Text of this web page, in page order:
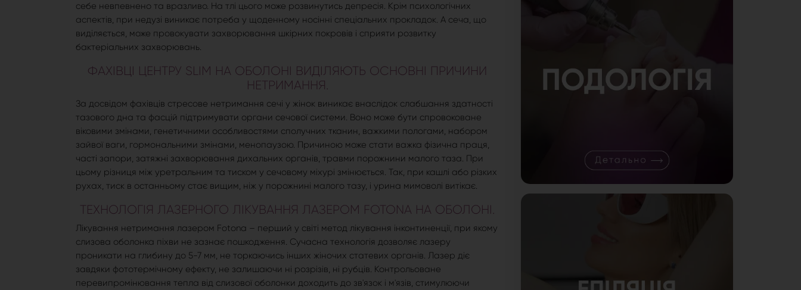
себе невпевнено та вразливо. На тлі цього може розвинутись депресія. Крім психологічних
аспектів, при недузі виникає потреба у щоденному носінні спеціальних прокладок. А сеча, що
виділяється, може провокувати захворювання шкірних покровів і сприяти розвитку
бактеріальних захворювань.
ФАХІВЦІ ЦЕНТРУ SLIM НА ОБОЛОНІ ВИДІЛЯЮТЬ ОСНОВНІ ПРИЧИНИ
НЕТРИМАННЯ.
За досвідом фахівців стресове нетримання сечі у жінок виникає внаслідок слабшання здатності
тазового дна та фасцій підтримувати органи сечової системи. Воно може бути спровоковане
віковими змінами, генетичними особливостями сполучних тканин, важкими пологами, набором
зайвої ваги, гормональними змінами, менопаузою. Причиною може стати важка фізична праця,
часті запори, затяжні захворювання дихальних органів, травми порожнини малого таза. При
цьому різниця між уретральним та тиском у сечовому міхурі змінюється. Так, при кашлі або різких
рухах, тиск в останньому стає вищим, ніж у порожнині малого тазу, і урина мимоволі витікає.
ТЕХНОЛОГІЯ ЛАЗЕРНОГО ЛІКУВАННЯ ЛАЗЕРОМ FOTONA НА ОБОЛОНІ.
Лікування нетримання лазером Fotona – перший у світі метод лікування інконтиненції, при якому
слизова оболонка піхви не зазнає пошкодження. Сучасна технологія дозволяє лазеру
проникати на глибину до 5-7 мм, не торкаючись інших жіночих статевих органів. Лазер діє
завдяки фототермічному ефекту, не залишаючи ні розрізів, ні рубців. Контрольоване
перевипромінювання тепла від слизової оболонки доходить до зв'язок і м'язів, стимулюючи